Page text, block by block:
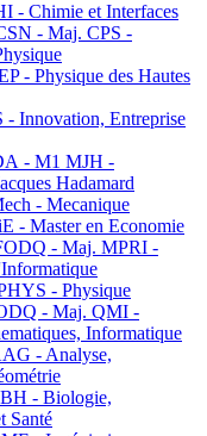
- Chimie et Interfaces
- Maj. CPS -
- Physique des Hautes
Innovation, Entreprise
- M1 MJH -
Hadamard
- Mecanique
- Master en Economie
- Maj. MPRI -
- Physique
- Maj. QMI -
Informatique
- Analyse,
- Biologie,
Santé